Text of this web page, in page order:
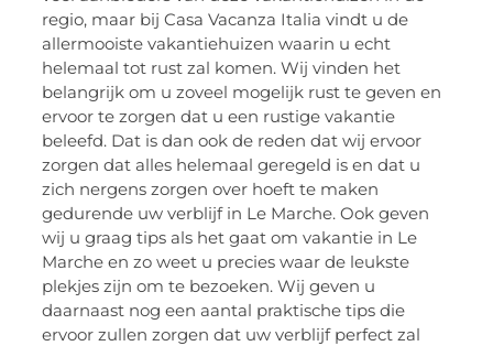
regio, maar bij Casa Vacanza Italia vindt u de
allermooiste vakantiehuizen waarin u echt
helemaal tot rust zal komen. Wij vinden het
belangrijk om u zoveel mogelijk rust te geven en
ervoor te zorgen dat u een rustige vakantie
beleefd. Dat is dan ook de reden dat wij ervoor
zorgen dat alles helemaal geregeld is en dat u
zich nergens zorgen over hoeft te maken
gedurende uw verblijf in Le Marche. Ook geven
wij u graag tips als het gaat om vakantie in Le
Marche en zo weet u precies waar de leukste
plekjes zijn om te bezoeken. Wij geven u
daarnaast nog een aantal praktische tips die
ervoor zullen zorgen dat uw verblijf perfect zal